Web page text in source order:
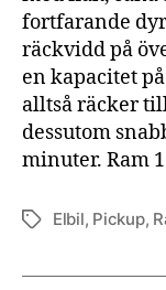
fortfarande
räckvidd på
en kapacitet
alltså räcker
dessutom
minuter. Ram
Etiketter
Elbil, Pickup,